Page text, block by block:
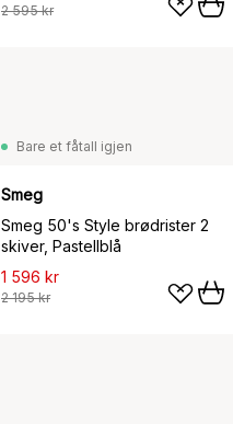
2 595 kr
Bare et fåtall igjen
Smeg
Smeg 50's Style brødrister 2
skiver, Pastellblå
1 596 kr
2 195 kr